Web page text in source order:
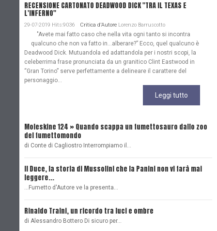
RECENSIONE CARTONATO DEADWOOD DICK "TRA IL TEXAS E
L'INFERNO"
29-07-2019 Hits:9036 Critica d'Autore Lorenzo Barruscotto
"Avete mai fatto caso che nella vita ogni tanto si incontra
qualcuno che non va fatto in…alberare?” Ecco, quel qualcuno è
Deadwood Dick. Mutuandola ed adattandola per i nostri scopi, la
celeberrima frase pronunciata da un granitico Clint Eastwood in
“Gran Torino” serve perfettamente a delineare il carattere del
personaggio...
Leggi tutto
Moleskine 124 » Quando scappa un fumettosauro dallo zoo
del fumettomondo
di Conte di Cagliostro Interrompiamo il…
Il Duce, la storia di Mussolini che la Panini non vi farà mai
leggere...
...Fumetto d'Autore ve la presenta…
Rinaldo Traini, un ricordo tra luci e ombre
di Alessandro Bottero Di sicuro per…